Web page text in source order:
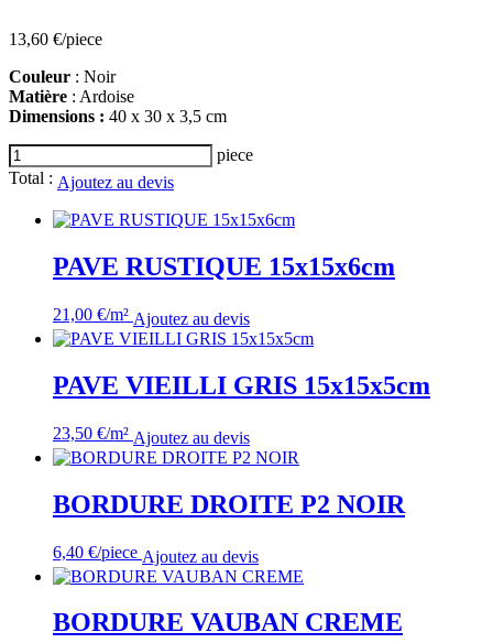
13,60 €/piece
Couleur : Noir
Matière : Ardoise
Dimensions : 40 x 30 x 3,5 cm
quantité
de
JAPONAIS
SCHISTE
piece
Total : Ajoutez au devis
PAVE RUSTIQUE 15x15x6cm
21,00 €/m² Ajoutez au devis
PAVE VIEILLI GRIS 15x15x5cm
23,50 €/m² Ajoutez au devis
BORDURE DROITE P2 NOIR
6,40 €/piece Ajoutez au devis
BORDURE VAUBAN CREME